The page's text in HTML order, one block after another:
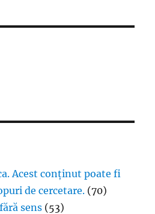
Acest conținut poate fi
de cercetare. (70)
sens (53)